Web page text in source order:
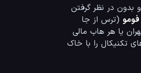
فومو